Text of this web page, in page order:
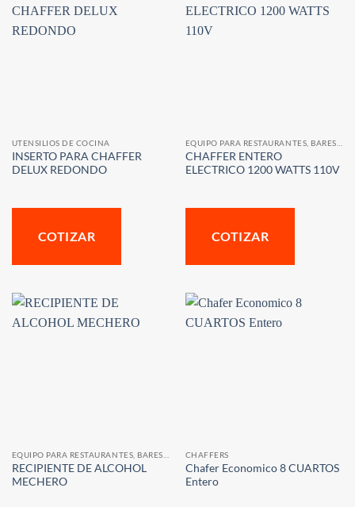
UTENSILIOS DE COCINA
INSERTO PARA CHAFFER
DELUX REDONDO
COTIZAR
EQUIPO PARA RESTAURANTES, BARES Y CAFETERIAS
CHAFFER ENTERO
ELECTRICO 1200 WATTS 110V
COTIZAR
RECIPIENTE DE ALCOHOL
MECHERO
CHAFFERS
Chafer Economico 8 CUARTOS
Entero